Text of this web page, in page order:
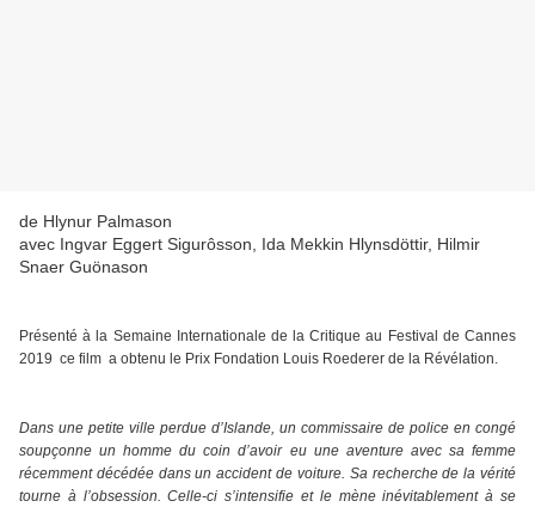
de Hlynur Palmason
avec Ingvar Eggert Sigurôsson, Ida Mekkin Hlynsdöttir, Hilmir
Snaer Guönason
Présenté à la Semaine Internationale de la Critique au Festival de Cannes
2019 ce film a obtenu le Prix Fondation Louis Roederer de la Révélation.
Dans une petite ville perdue d’Islande, un commissaire de police en congé
soupçonne un homme du coin d’avoir eu une aventure avec sa femme
récemment décédée dans un accident de voiture. Sa recherche de la vérité
tourne à l’obsession. Celle-ci s’intensifie et le mène inévitablement à se